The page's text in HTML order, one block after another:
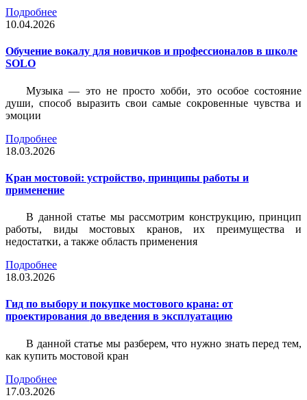
Подробнее
10.04.2026
Обучение вокалу для новичков и профессионалов в школе
SOLO
Музыка — это не просто хобби, это особое состояние
души, способ выразить свои самые сокровенные чувства и
эмоции
Подробнее
18.03.2026
Кран мостовой: устройство, принципы работы и
применение
В данной статье мы рассмотрим конструкцию, принцип
работы, виды мостовых кранов, их преимущества и
недостатки, а также область применения
Подробнее
18.03.2026
Гид по выбору и покупке мостового крана: от
проектирования до введения в эксплуатацию
В данной статье мы разберем, что нужно знать перед тем,
как купить мостовой кран
Подробнее
17.03.2026